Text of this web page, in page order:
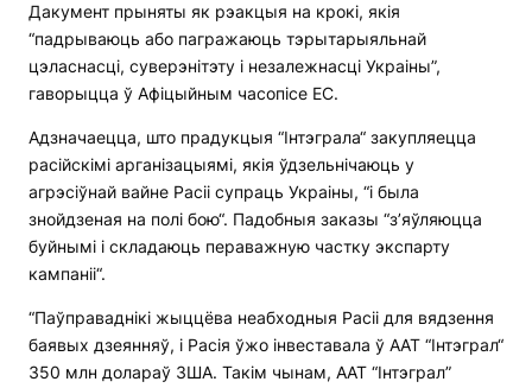
Дакумент прыняты як рэакцыя на крокі, якія
“падрываюць або пагражаюць тэрытарыяльнай
цэласнасці, суверэнітэту і незалежнасці Украіны”,
гаворыцца ў Афіцыйным часопісе ЕС.
Адзначаецца, што прадукцыя “Інтэграла“ закупляецца
расійскімі арганізацыямі, якія ўдзельнічаюць у
агрэсіўнай вайне Расіі супраць Украіны, “і была
знойдзеная на полі бою“. Падобныя заказы “з’яўляюцца
буйнымі і складаюць пераважную частку экспарту
кампаніі“.
“Паўправаднікі жыццёва неабходныя Расіі для вядзення
баявых дзеянняў, і Расія ўжо інвеставала ў ААТ “Інтэграл“
350 млн долараў ЗША. Такім чынам, ААТ “Інтэграл”